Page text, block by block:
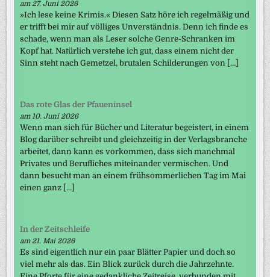
am 27. Juni 2026
»Ich lese keine Krimis.« Diesen Satz höre ich regelmäßig und
er trifft bei mir auf völliges Unverständnis. Denn ich finde es
schade, wenn man als Leser solche Genre-Schranken im
Kopf hat. Natürlich verstehe ich gut, dass einem nicht der
Sinn steht nach Gemetzel, brutalen Schilderungen von […]
Das rote Glas der Pfaueninsel
am 10. Juni 2026
Wenn man sich für Bücher und Literatur begeistert, in einem
Blog darüber schreibt und gleichzeitig in der Verlagsbranche
arbeitet, dann kann es vorkommen, dass sich manchmal
Privates und Berufliches miteinander vermischen. Und
dann besucht man an einem frühsommerlichen Tag im Mai
einen ganz […]
In der Zeitschleife
am 21. Mai 2026
Es sind eigentlich nur ein paar Blätter Papier und doch so
viel mehr als das. Ein Blick zurück durch die Jahrzehnte.